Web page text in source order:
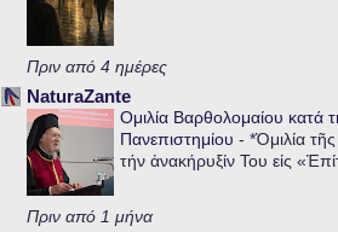
Πριν από 4 ημέρες
NaturaZante
Ομιλία Βαρθολομαίου κατά
Πανεπιστημίου - *Ὁμιλία
τήν ἀνακήρυξίν Του εἰς
Πριν από 1 μήνα